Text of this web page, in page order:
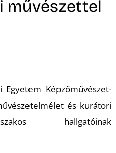
művészettel
Képzőművészet-
és kurátori
hallgatóinak